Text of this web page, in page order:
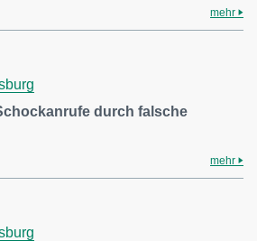
mehr
durch falsche
mehr